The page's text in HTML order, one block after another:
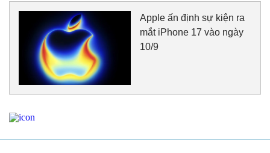
Apple ấn định sự kiện ra
mắt iPhone 17 vào ngày
10/9